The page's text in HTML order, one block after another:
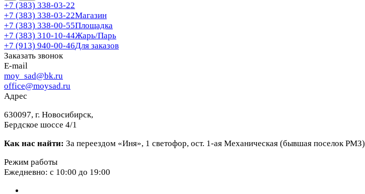
+7 (383) 338-03-22
+7 (383) 338-03-22Магазин
+7 (383) 338-00-55Площадка
+7 (383) 310-10-44Жарь/Парь
+7 (913) 940-00-46Для заказов
Заказать звонок
E-mail
moy_sad@bk.ru
office@moysad.ru
Адрес
630097, г. Новосибирск,
Бердское шоссе 4/1
Как нас найти: За переездом «Иня», 1 светофор, ост. 1-ая Механическая (бывшая поселок РМЗ)
Режим работы
Ежедневно: с 10:00 до 19:00